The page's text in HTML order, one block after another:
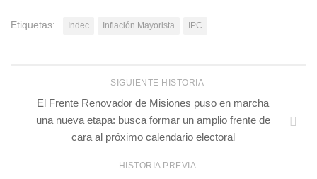
Etiquetas: Indec Inflación Mayorista IPC
SIGUIENTE HISTORIA
El Frente Renovador de Misiones puso en marcha
una nueva etapa: busca formar un amplio frente de
cara al próximo calendario electoral
HISTORIA PREVIA